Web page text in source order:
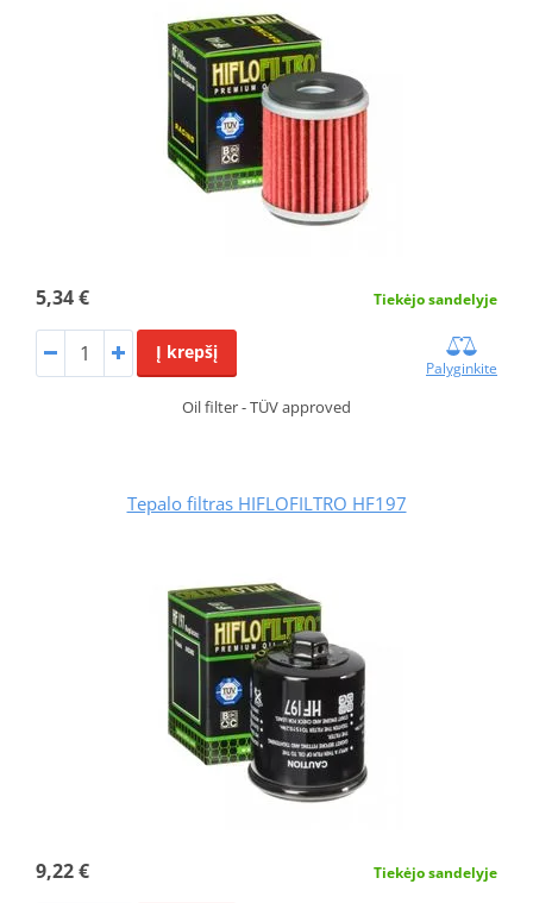
5,34 € Tiekėjo sandelyje
Į krepšį
Palyginkite
Oil filter - TÜV approved
Tepalo filtras HIFLOFILTRO HF197
9,22 € Tiekėjo sandelyje